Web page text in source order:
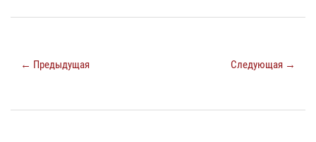
← Предыдущая Следующая →